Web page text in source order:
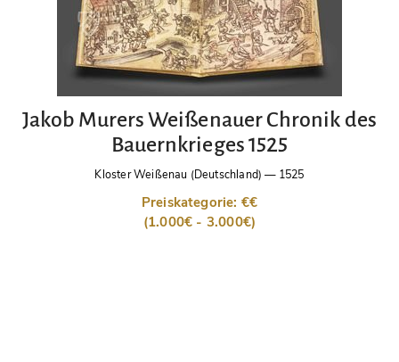
Jakob Murers Weißenauer Chronik des
Bauernkrieges 1525
Kloster Weißenau (Deutschland) — 1525
Preiskategorie: €€
(1.000€ - 3.000€)